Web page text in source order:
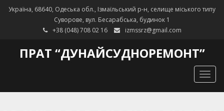
Україна, 68640, Одеська обл., Ізмаїльський р-н, селище міського типу
Суворове, вул. Бесарабська, будинок 1
+38 (048) 708 02 16
izmssrz@gmail.com
ПРАТ “ДУНАЙСУДНОРЕМОНТ”